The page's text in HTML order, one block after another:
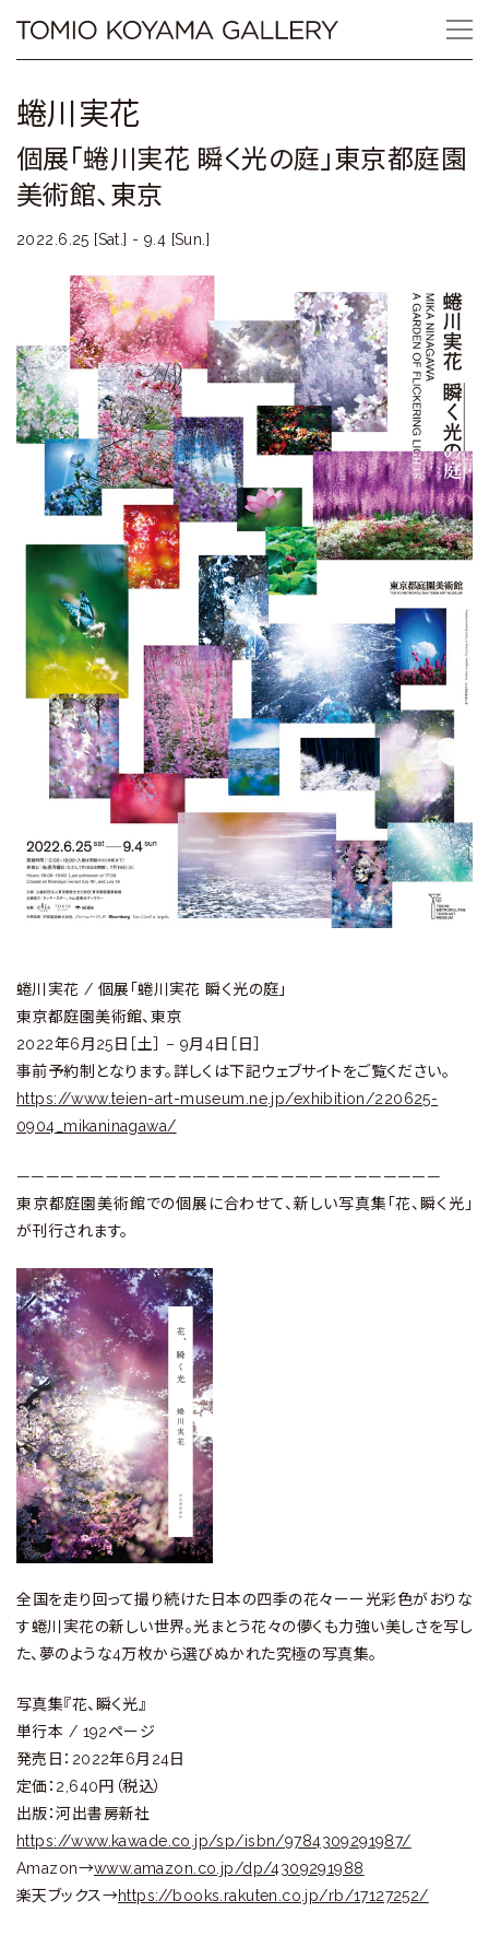
content
Tomio
Gallery
小
夫
ギ
ャ
リ
ー
蜷川実花
個展「蜷川実花 瞬く光の庭」東京都庭園
美術館、東京
2022.6.25 [Sat.] - 9.4 [Sun.]
蜷川実花 / 個展「蜷川実花 瞬く光の庭」
東京都庭園美術館、東京
2022年6月25日［土］ – 9月4日［日］
事前予約制となります。詳しくは下記ウェブサイトをご覧ください。
https://www.teien-art-museum.ne.jp/exhibition/220625-
0904_mikaninagawa/
—————————————————————————————
東京都庭園美術館での個展に合わせて、新しい写真集「花、瞬く光」
が刊行されます。
全国を走り回って撮り続けた日本の四季の花々ーー光彩色がおりな
す蜷川実花の新しい世界。光まとう花々の儚くも力強い美しさを写し
た、夢のような4万枚から選びぬかれた究極の写真集。
写真集『花、瞬く光』
単行本 / 192ページ
発売日：2022年6月24日
定価：2,640円（税込）
出版：河出書房新社
https://www.kawade.co.jp/sp/isbn/9784309291987/
Amazon→www.amazon.co.jp/dp/4309291988
楽天ブックス→https://books.rakuten.co.jp/rb/17127252/